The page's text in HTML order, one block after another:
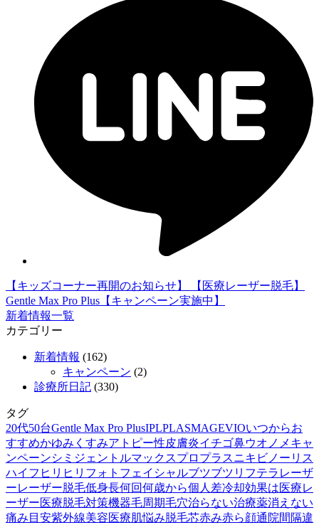
【キッズコーナー再開のお知らせ】
【医療レーザー脱毛】
Gentle Max Pro Plus【キャンペーン実施中】
新着情報一覧
カテゴリー
新着情報 (162)
キャンペーン (2)
診療所日記 (330)
タグ
20代50台Gentle Max Pro PlusIPLPLASMAGEVIOいつからお
すすめかゆみ くすみアトピー性皮膚炎イチゴ鼻ウオノメ キャ
ンペーンシミ ジェントルマックスプロプラスニキビ ノーリス
ハイフ ヒリヒリ フォトフェイシャルブツブツ リフテラ レーザ
ーレーザー脱毛低身長何回何歳から個人差冷却効果は医療レ
ーザー医療脱毛対策機器毛周期毛穴治らない治療薬消えない
痛み 目安紫外線美容医療肌悩み脱毛芯赤み赤ら顔通院間隔違